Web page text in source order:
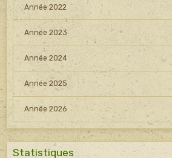
Année 2022
Année 2023
Année 2024
Année 2025
Année 2026
Statistiques